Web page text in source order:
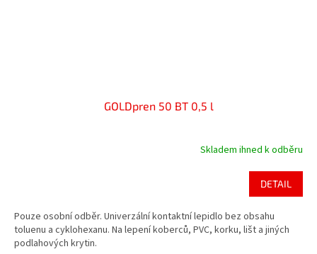
GOLDpren 50 BT 0,5 l
z
5
hvězdiček.
Skladem ihned k odběru
DETAIL
Pouze osobní odběr. Univerzální kontaktní lepidlo bez obsahu
toluenu a cyklohexanu. Na lepení koberců, PVC, korku, lišt a jiných
podlahových krytin.